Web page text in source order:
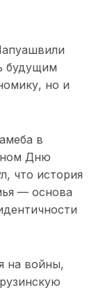
будущим
но и
в
Дню
что история
— основа
на войны,